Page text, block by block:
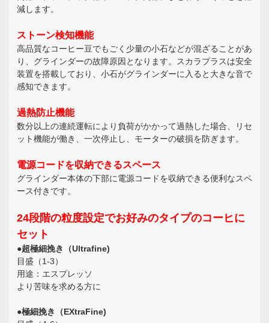
減します。
ストーン検知機能
高品質なコーヒー豆でもごく少量の小石などが混ざることがあ
り、グラインダーの故障原因となります。スカラプラスは安全
装置を搭載しており、小石がグラインダーに入ると大きな音で
感知できます。
過熱防止機能
数分以上の連続運転により負荷がかかって過熱した場合、リセ
ット機能が働き、一次停止し、モーターの破損を防ぎます。
電源コードを収納できるスペース
グラインダー本体の下部に電源コードを収納できる便利なスペ
ース付きです。
24段階の粒度設定でお好みのタイプのコーヒに
セット
●超極細挽き（Ultrafine)
目盛（1-3）
用途：エスプレッソ
より苦味を求める方に
●極細挽き（EXtraFine)